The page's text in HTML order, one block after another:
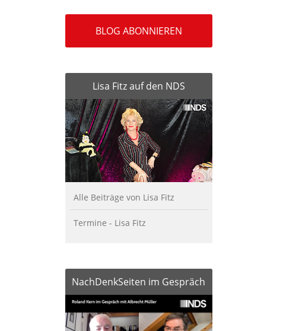
BLOG ABONNIEREN
Lisa Fitz auf den NDS
Alle Beiträge von Lisa Fitz
Termine - Lisa Fitz
NachDenkSeiten im Gespräch